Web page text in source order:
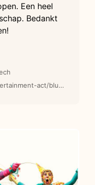
Een heel
Bedankt
www.primaentertainment.nl/entertainment-act/blue-een-warm-ontvangst-animatie-act/